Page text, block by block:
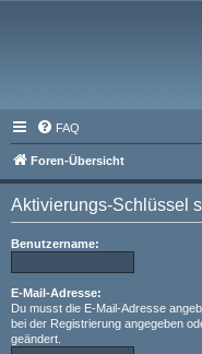
FAQ
Foren-Übersicht
Aktivierungs-Schlüssel
Benutzername:
E-Mail-Adresse:
Du musst die E-Mail-Adresse
bei der Registrierung angegeben
geändert.